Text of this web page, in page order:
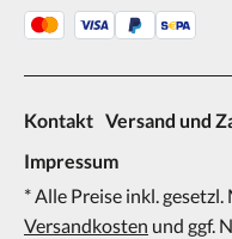
Kontakt Versand und
Impressum
* Alle Preise inkl.
Versandkosten und ggf.